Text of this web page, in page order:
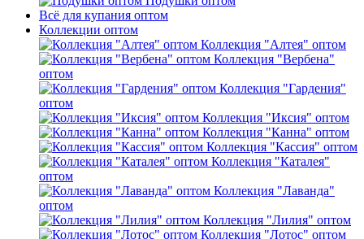
Всё для купания оптом
Коллекции оптом
Коллекция "Алтея" оптом
Коллекция "Вербена"
оптом
Коллекция "Гардения"
оптом
Коллекция "Иксия" оптом
Коллекция "Канна" оптом
Коллекция "Кассия" оптом
Коллекция "Каталея"
оптом
Коллекция "Лаванда"
оптом
Коллекция "Лилия" оптом
Коллекция "Лотос" оптом